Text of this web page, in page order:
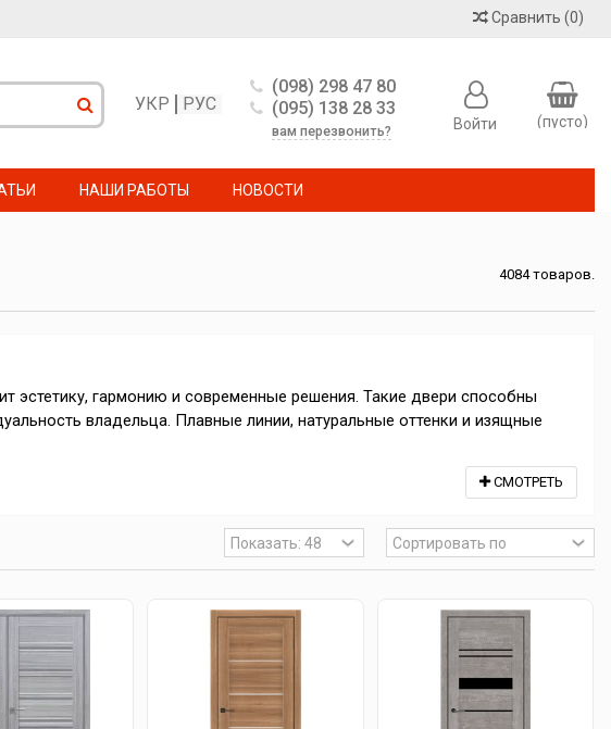
Сравнить (0)
(пусто)
РУС
УКР
(098) 298 47 80
(095) 138 28 33
вам перезвонить? Войти
НАШИ РАБОТЫ НОВОСТИ
4084 товаров.
эстетику, гармонию и современные решения. Такие двери способны
владельца. Плавные линии, натуральные оттенки и изящные
СМОТРЕТЬ